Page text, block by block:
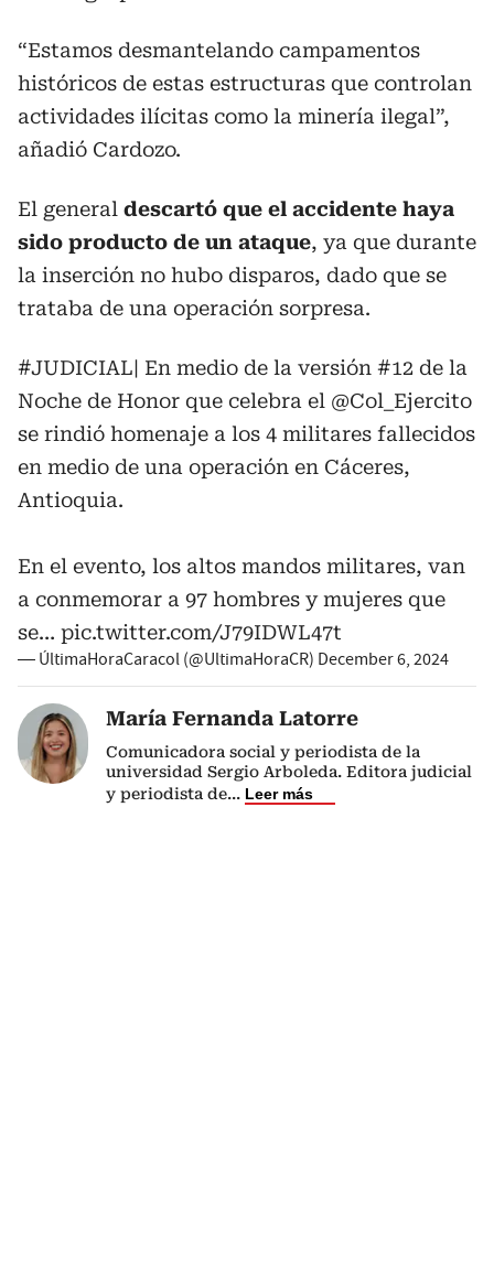
“Estamos desmantelando campamentos
históricos de estas estructuras que controlan
actividades ilícitas como la minería ilegal”,
añadió Cardozo.
El general descartó que el accidente haya
sido producto de un ataque, ya que durante
la inserción no hubo disparos, dado que se
trataba de una operación sorpresa.
#JUDICIAL| En medio de la versión #12 de la
Noche de Honor que celebra el @Col_Ejercito
se rindió homenaje a los 4 militares fallecidos
en medio de una operación en Cáceres,
Antioquia.
En el evento, los altos mandos militares, van
a conmemorar a 97 hombres y mujeres que
se… pic.twitter.com/J79IDWL47t
— ÚltimaHoraCaracol (@UltimaHoraCR) December 6, 2024
María Fernanda Latorre
Comunicadora social y periodista de la
universidad Sergio Arboleda. Editora judicial
y periodista de... Leer más